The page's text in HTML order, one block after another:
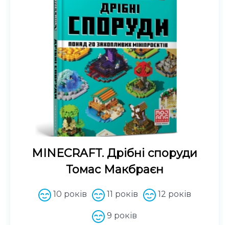
MINECRAFT. Дрібні споруди
Томас Макбраєн
10 років 11 років 12 років
9 років